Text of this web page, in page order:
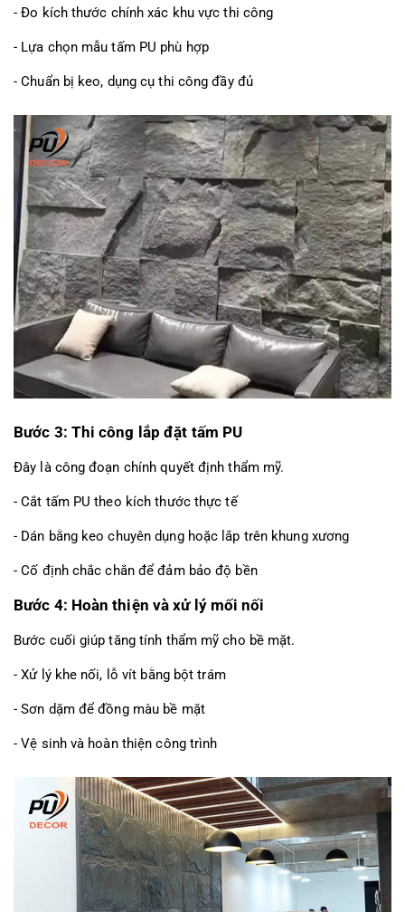
- Đo kích thước chính xác khu vực thi công
- Lựa chọn mẫu tấm PU phù hợp
- Chuẩn bị keo, dụng cụ thi công đầy đủ
Bước 3: Thi công lắp đặt tấm PU
Đây là công đoạn chính quyết định thẩm mỹ.
- Cắt tấm PU theo kích thước thực tế
- Dán bằng keo chuyên dụng hoặc lắp trên khung xương
- Cố định chắc chắn để đảm bảo độ bền
Bước 4: Hoàn thiện và xử lý mối nối
Bước cuối giúp tăng tính thẩm mỹ cho bề mặt.
- Xử lý khe nối, lỗ vít bằng bột trám
- Sơn dặm để đồng màu bề mặt
- Vệ sinh và hoàn thiện công trình